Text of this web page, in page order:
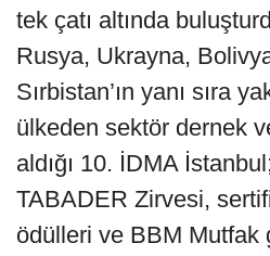
tek çatı altında
Rusya, Ukrayna,
Sırbistan’ın yanı sıra
ülkeden sektör dernek
aldığı 10. İDMA
TABADER Zirvesi,
ödülleri ve BBM Mutfak